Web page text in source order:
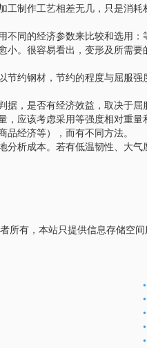
制作工艺相差无几，只是消
同的经济参数来比较和选用
。很容易看出，变形及所需
约钢材，节约的程度与屈服
，是否有经济效益，取决于屈
应该考虑采用等强度相对重
经济等），而有不同方法。
析成本。若有低温韧性、大
所有，本站只提供信息存储空